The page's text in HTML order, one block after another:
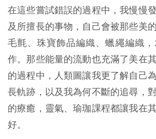
在這些嘗試錯誤的過程中，我慢慢
及所擅長的事物，自己會被那些美
毛氈、珠寶飾品編織、蠟繩編織
作。那些能量的流動也充滿了美在
的過程中，人類圖讓我更了解自己
長軌跡，以及我為何不斷的追尋，
的療癒，靈氣、瑜珈課程都讓我在
好。